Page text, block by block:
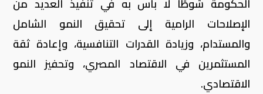
الإصلاحات الرامية إلى تحقيق النمو الشامل
والمستدام، وزيادة القدرات التنافسية، وإعادة ثقة
المستثمرين في الاقتصاد المصري، وتحفيز النمو
الاقتصادي.